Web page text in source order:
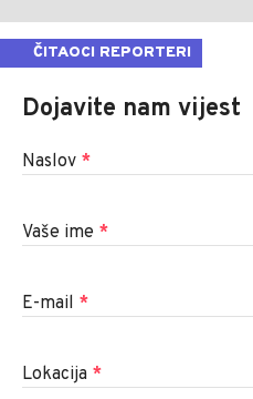
ČITAOCI REPORTERI
Dojavite nam vijest
Naslov *
Vaše ime *
E-mail *
Lokacija *